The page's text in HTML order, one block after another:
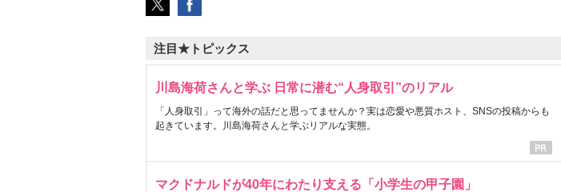
注目★トピックス
川島海荷さんと学ぶ 日常に潜む“人身取引”のリアル
「人身取引」って海外の話だと思ってませんか？実は恋愛や悪質ホスト、SNSの投稿からも
起きています。川島海荷さんと学ぶリアルな実態。
マクドナルドが40年にわたり支える「小学生の甲子園」